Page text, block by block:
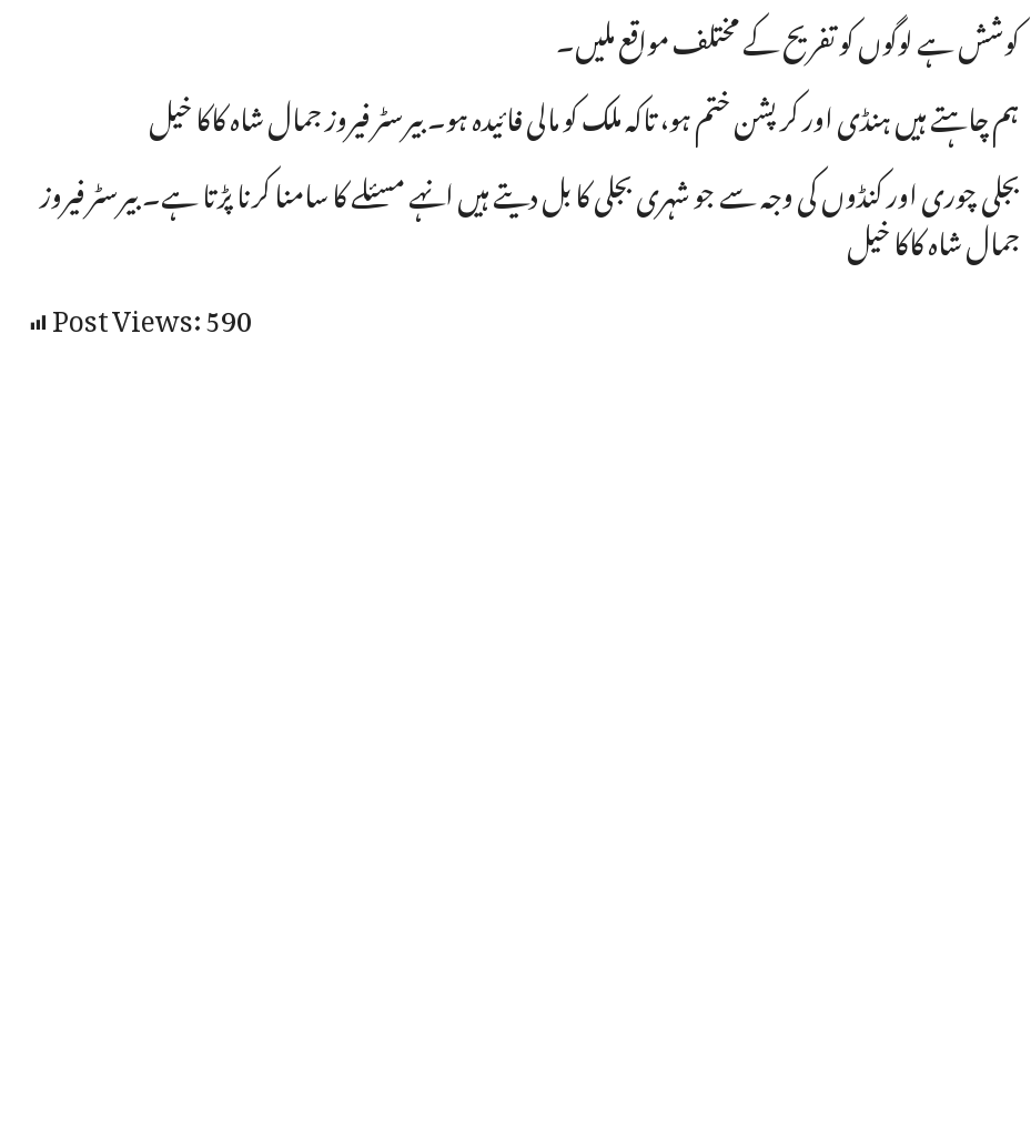
کوشش ہے لوگوں کو تفریح کے مختلف مواقع ملیں۔
ہم چاہتے ہیں ہنڈی اور کرپشن ختم ہو، تاکہ ملک کو مالی فائیدہ ہو۔ بیرسٹر فیروز جمال شاہ کاکا خیل
بجلی چوری اور کنڈوں کی وجہ سے جو شہری بجلی کا بل دیتے ہیں انہے مسئلے کا سامنا کرنا پڑتا ہے۔ بیرسٹر فیروز
جمال شاہ کاکا خیل
Post Views:590